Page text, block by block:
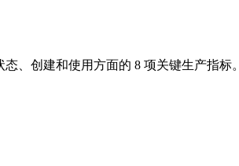
、创建和使用方面的 8 项关键生产指标。